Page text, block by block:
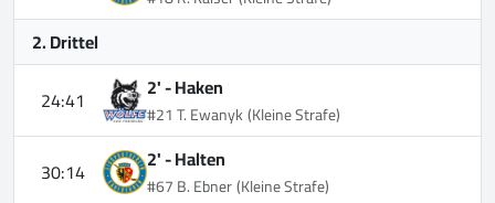
2. Drittel
24:41
2' -Haken
#21 T. Ewanyk(Kleine Strafe)
30:14 2' -Halten
#67 B. Ebner(Kleine Strafe)